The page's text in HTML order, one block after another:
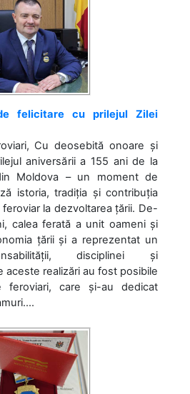
felicitare cu prilejul Zilei
Cu deosebită onoare și
aniversării a 155 ani de la
Moldova – un moment de
istoria, tradiția și contribuția
la dezvoltarea țării. De-
calea ferată a unit oameni și
țării și a reprezentat un
disciplinei și
aceste realizări au fost posibile
feroviari, care și-au dedicat